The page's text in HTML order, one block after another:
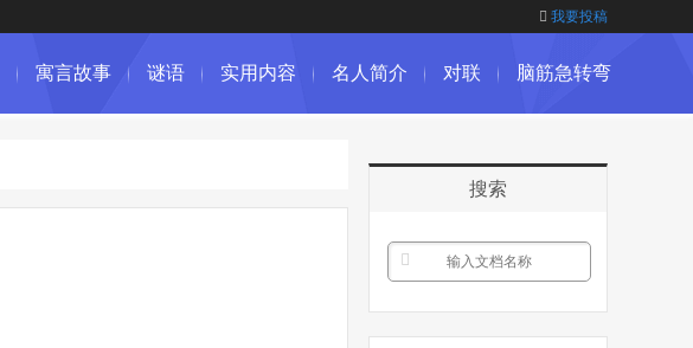
我要投稿
寓言故事 谜语 实用内容 名人简介 对联 脑筋急转弯
搜索